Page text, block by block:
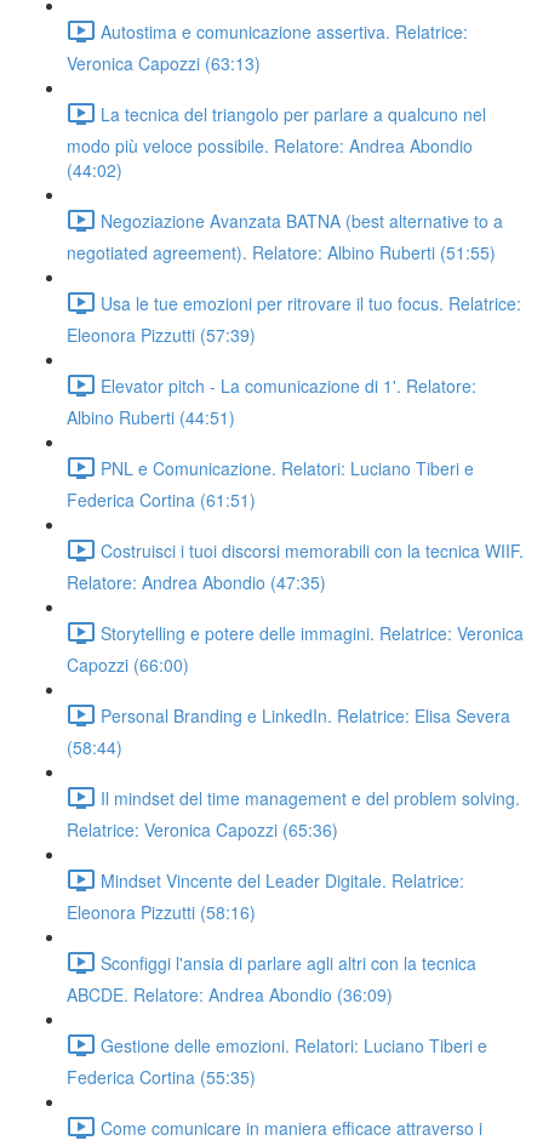
Autostima e comunicazione assertiva. Relatrice:
Veronica Capozzi (63:13)
La tecnica del triangolo per parlare a qualcuno nel
modo più veloce possibile. Relatore: Andrea Abondio
(44:02)
Negoziazione Avanzata BATNA (best alternative to a
negotiated agreement). Relatore: Albino Ruberti (51:55)
Usa le tue emozioni per ritrovare il tuo focus. Relatrice:
Eleonora Pizzutti (57:39)
Elevator pitch - La comunicazione di 1'. Relatore:
Albino Ruberti (44:51)
PNL e Comunicazione. Relatori: Luciano Tiberi e
Federica Cortina (61:51)
Costruisci i tuoi discorsi memorabili con la tecnica WIIF.
Relatore: Andrea Abondio (47:35)
Storytelling e potere delle immagini. Relatrice: Veronica
Capozzi (66:00)
Personal Branding e LinkedIn. Relatrice: Elisa Severa
(58:44)
Il mindset del time management e del problem solving.
Relatrice: Veronica Capozzi (65:36)
Mindset Vincente del Leader Digitale. Relatrice:
Eleonora Pizzutti (58:16)
Sconfiggi l'ansia di parlare agli altri con la tecnica
ABCDE. Relatore: Andrea Abondio (36:09)
Gestione delle emozioni. Relatori: Luciano Tiberi e
Federica Cortina (55:35)
Come comunicare in maniera efficace attraverso i